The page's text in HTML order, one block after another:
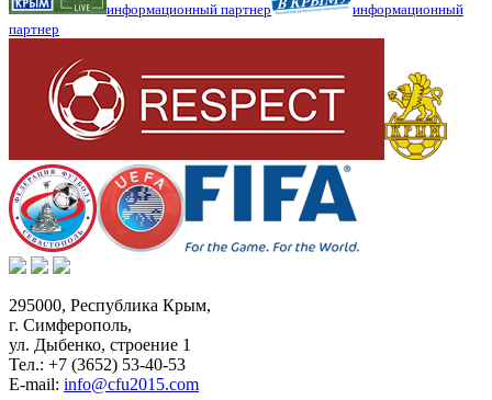
информационный партнер
информационный
партнер
295000, Республика Крым,
г. Симферополь,
ул. Дыбенко, строение 1
Тел.: +7 (3652) 53-40-53
E-mail: info@cfu2015.com